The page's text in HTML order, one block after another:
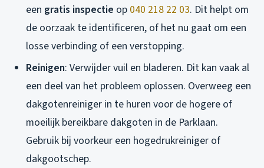
een gratis inspectie op 040 218 22 03. Dit helpt om
de oorzaak te identificeren, of het nu gaat om een
losse verbinding of een verstopping.
Reinigen: Verwijder vuil en bladeren. Dit kan vaak al
een deel van het probleem oplossen. Overweeg een
dakgotenreiniger in te huren voor de hogere of
moeilijk bereikbare dakgoten in de Parklaan.
Gebruik bij voorkeur een hogedrukreiniger of
dakgootschep.